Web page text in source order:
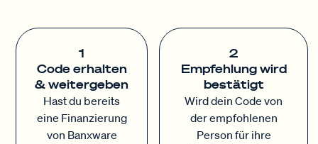
1
Code erhalten
& weitergeben
Hast du bereits
eine Finanzierung
von Banxware
2
Empfehlung wird
bestätigt
Wird dein Code von
der empfohlenen
Person für ihre